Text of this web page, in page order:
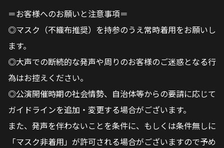
＝お客様へのお願いと注意事項＝
◎マスク（不織布推奨）を持参のうえ常時着用をお願いし
ます。
◎大声での断続的な発声や周りのお客様のご迷惑となる行
為はお控えください。
◎公演開催時期の社会情勢、自治体等からの要請に応じて
ガイドラインを追加・変更する場合がございます。
また、発声を伴わないことを条件に、もしくは条件無しに
「マスク非着用」が許可される場合がございますので予め